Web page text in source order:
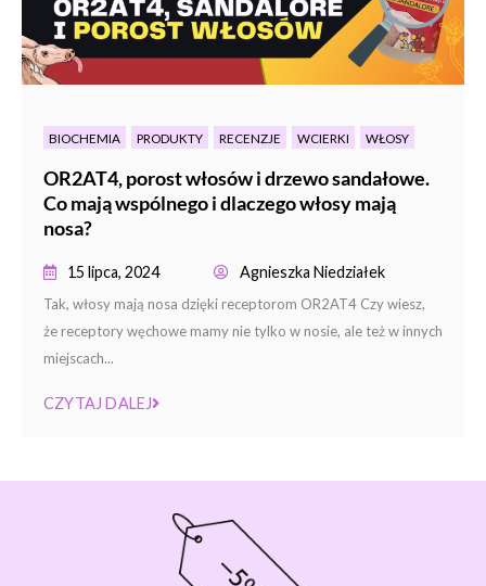
BIOCHEMIA PRODUKTY RECENZJE WCIERKI WŁOSY
OR2AT4, porost włosów i drzewo sandałowe.
Co mają wspólnego i dlaczego włosy mają
nosa?
15 lipca, 2024 Agnieszka Niedziałek
Tak, włosy mają nosa dzięki receptorom OR2AT4 Czy wiesz,
że receptory węchowe mamy nie tylko w nosie, ale też w innych
miejscach...
CZYTAJ DALEJ